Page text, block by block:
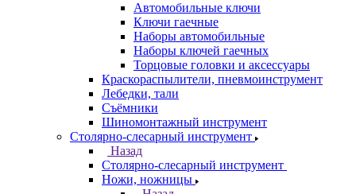
Автомобильные ключи
Ключи гаечные
Наборы автомобильные
Наборы ключей гаечных
Торцовые головки и аксессуары
Краскораспылители, пневмоинструмент
Лебедки, тали
Съёмники
Шиномонтажный инструмент
Столярно-слесарный инструмент
Назад
Столярно-слесарный инструмент
Ножи, ножницы